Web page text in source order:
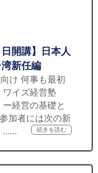
日開講】日本人
新任編
け 何事も最初
ワイズ経営塾
経営の基礎と
加者には次の新
……
続きを読む